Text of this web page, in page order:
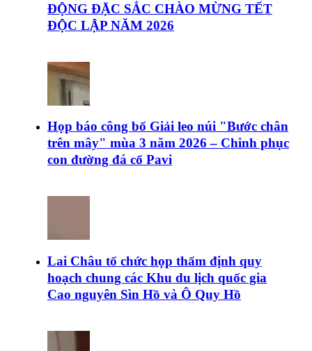
ĐỘNG ĐẶC SẮC CHÀO MỪNG TẾT
ĐỘC LẬP NĂM 2026
Họp báo công bố Giải leo núi "Bước chân
trên mây" mùa 3 năm 2026 – Chinh phục
con đường đá cổ Pavi
Lai Châu tổ chức họp thẩm định quy
hoạch chung các Khu du lịch quốc gia
Cao nguyên Sìn Hồ và Ô Quy Hồ